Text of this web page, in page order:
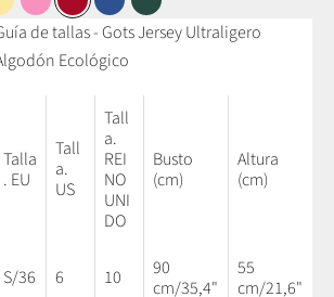
mantequilla
RosaCerezaAzul cobalto
Verde oliva
de tallas - Gots Jersey Ultraligero
Ecológico
Talla
. EU
Tall
a.
US
Tall
a.
REI
NO
UNI
DO
Busto
(cm)
Altura
(cm)
S/36 6 10
90
cm/35,4"
55
cm/21,6"